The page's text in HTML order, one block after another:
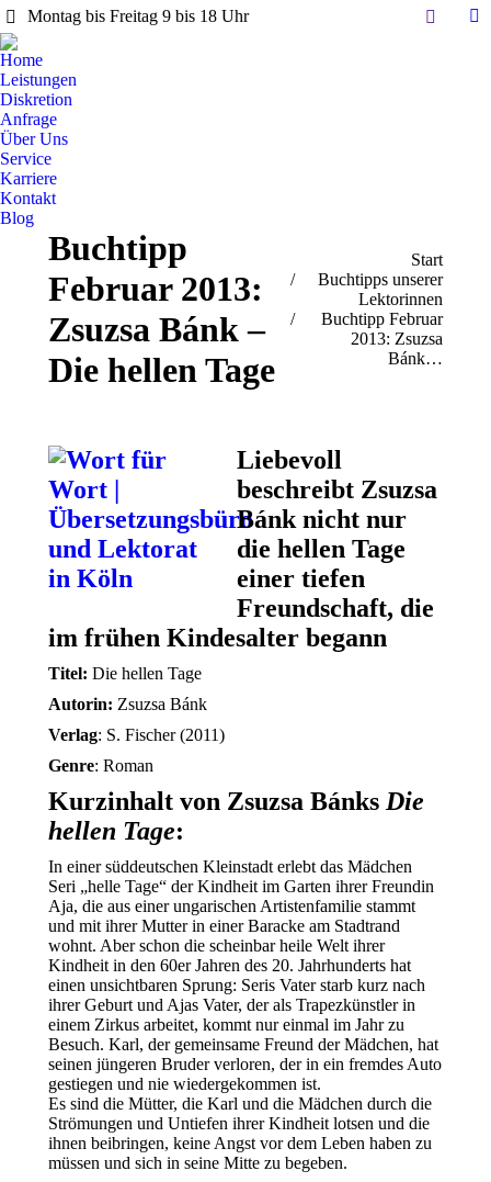
Montag bis Freitag 9 bis 18 Uhr Search:
Home
Leistungen
Diskretion
Anfrage
Über Uns
Service
Karriere
Kontakt
Blog
Buchtipp
Februar 2013:
Zsuzsa Bánk –
Die hellen Tage
Sie befinden sich hier:
Start
Buchtipps unserer
Lektorinnen
Buchtipp Februar
2013: Zsuzsa
Bánk…
Liebevoll
beschreibt Zsuzsa
Bánk nicht nur
die hellen Tage
einer tiefen
Freundschaft, die
im frühen Kindesalter begann
Titel: Die hellen Tage
Autorin: Zsuzsa Bánk
Verlag: S. Fischer (2011)
Genre: Roman
Kurzinhalt von Zsuzsa Bánks Die
hellen Tage:
In einer süddeutschen Kleinstadt erlebt das Mädchen
Seri „helle Tage“ der Kindheit im Garten ihrer Freundin
Aja, die aus einer ungarischen Artistenfamilie stammt
und mit ihrer Mutter in einer Baracke am Stadtrand
wohnt. Aber schon die scheinbar heile Welt ihrer
Kindheit in den 60er Jahren des 20. Jahrhunderts hat
einen unsichtbaren Sprung: Seris Vater starb kurz nach
ihrer Geburt und Ajas Vater, der als Trapezkünstler in
einem Zirkus arbeitet, kommt nur einmal im Jahr zu
Besuch. Karl, der gemeinsame Freund der Mädchen, hat
seinen jüngeren Bruder verloren, der in ein fremdes Auto
gestiegen und nie wiedergekommen ist.
Es sind die Mütter, die Karl und die Mädchen durch die
Strömungen und Untiefen ihrer Kindheit lotsen und die
ihnen beibringen, keine Angst vor dem Leben haben zu
müssen und sich in seine Mitte zu begeben.